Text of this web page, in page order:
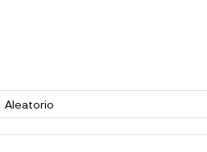
Aleatorio